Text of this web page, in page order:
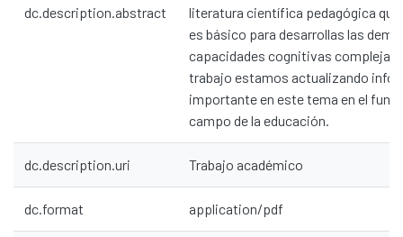
dc.description.abstract
literatura científica pedagógica que
es básico para desarrollas las
capacidades cognitivas
trabajo estamos actualizando
importante en este tema en el
campo de la educación.
dc.description.uri Trabajo académico
dc.format application/pdf